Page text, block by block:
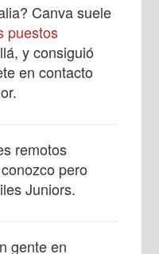
Canva suele
puestos
y consiguió
en contacto
remotos
pero
Juniors.
gente en